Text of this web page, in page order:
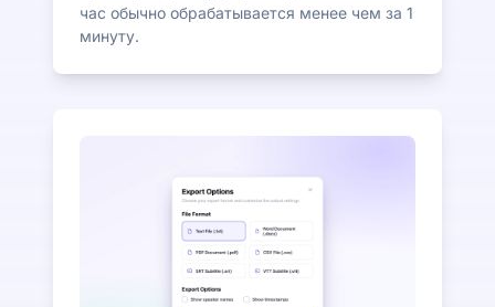
час обычно обрабатывается менее чем за 1
минуту.